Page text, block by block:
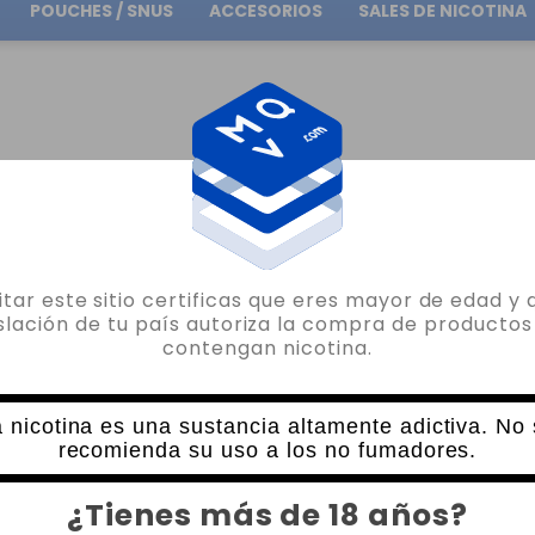
este sitio certificas que eres mayor de edad y
de tu país autoriza la compra de productos
contengan nicotina.
nicotina es una sustancia altamente adictiva. No
recomienda su uso a los no fumadores.
¿Tienes más de 18 años?
Envío gratuitoen pedidos superiores a 30.00€
POUCHES / SNUS ACCESORIOS SALES DE NICOTINA
SALES DE NICOTINA APPLE & GRAPE WAILANI JUICE BY BOMBO E LIQUID 10ML
BOMBO
SALES DE NICOTINA APPLE & GRAPE
15 VALORACIONES
6,35€
NICOTINA CANTIDAD
- +